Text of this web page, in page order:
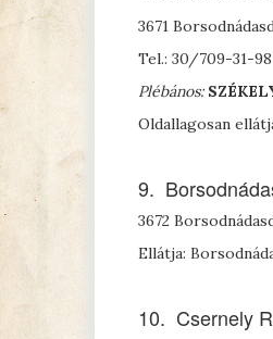
3671
Tel.: 30/709-31-98
Plébános: S
Oldallagosan
9.
3672
Ellátja:
10. Csernely